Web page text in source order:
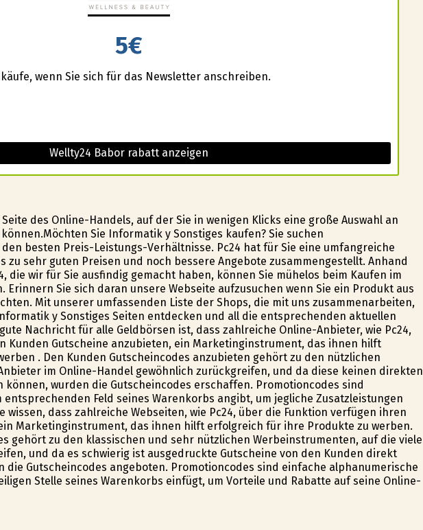
5€
wenn Sie sich für das Newsletter anschreiben.
Wellty24 Babor rabatt anzeigen
des Online-Handels, auf der Sie in wenigen Klicks eine große Auswahl an
Sie Informatik y Sonstiges kaufen? Sie suchen
besten Preis-Leistungs-Verhältnisse. Pc24 hat für Sie eine umfangreiche
zu sehr guten Preisen und noch bessere Angebote zusammengestellt. Anhand
die wir für Sie ausfindig gemacht haben, können Sie mühelos beim Kaufen im
Sie sich daran unsere Webseite aufzusuchen wenn Sie ein Produkt aus
Mit unserer umfassenden Liste der Shops, die mit uns zusammenarbeiten,
y Sonstiges Seiten entdecken und all die entsprechenden aktuellen
Nachricht für alle Geldbörsen ist, dass zahlreiche Online-Anbieter, wie Pc24,
Kunden Gutscheine anzubieten, ein Marketinginstrument, das ihnen hilft
. Den Kunden Gutscheincodes anzubieten gehört zu den nützlichen
im Online-Handel gewöhnlich zurückgreifen, und da diese keinen direkten
können, wurden die Gutscheincodes erschaffen. Promotioncodes sind
Feld seines Warenkorbs angibt, um jegliche Zusatzleistungen
wissen, dass zahlreiche Webseiten, wie Pc24, über die Funktion verfügen ihren
Marketinginstrument, das ihnen hilft erfolgreich für ihre Produkte zu werben.
gehört zu den klassischen und sehr nützlichen Werbeinstrumenten, auf die viele
und da es schwierig ist ausgedruckte Gutscheine von den Kunden direkt
die Gutscheincodes angeboten. Promotioncodes sind einfache alphanumerische
Stelle seines Warenkorbs einfügt, um Vorteile und Rabatte auf seine Online-